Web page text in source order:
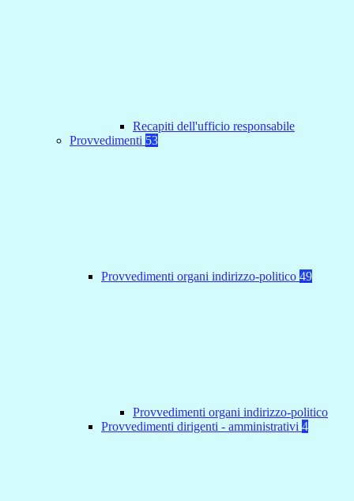
Recapiti dell'ufficio responsabile
Provvedimenti 53
Provvedimenti organi indirizzo-politico 49
Provvedimenti organi indirizzo-politico
Provvedimenti dirigenti - amministrativi 4